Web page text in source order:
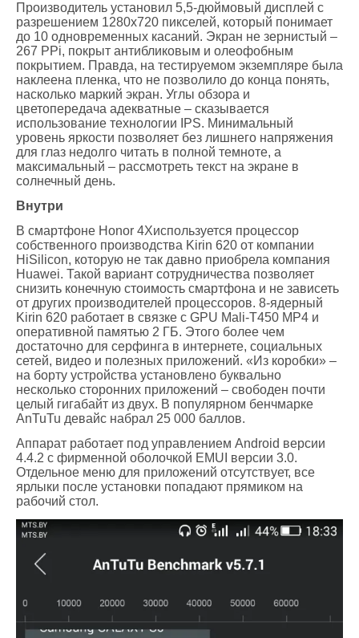
Производитель установил 5,5-дюймовый дисплей с
разрешением 1280х720 пикселей, который понимает
до 10 одновременных касаний. Экран не зернистый –
267 PPi, покрыт антибликовым и олеофобным
покрытием. Правда, на тестируемом экземпляре была
наклеена пленка, что не позволило до конца понять,
насколько маркий экран. Углы обзора и
цветопередача адекватные – сказывается
использование технологии IPS. Минимальный
уровень яркости позволяет без лишнего напряжения
для глаз недолго читать в полной темноте, а
максимальный – рассмотреть текст на экране в
солнечный день.
Внутри
В смартфоне Honor 4Xиспользуется процессор
собственного производства Kirin 620 от компании
HiSilicon, которую не так давно приобрела компания
Huawei. Такой вариант сотрудничества позволяет
снизить конечную стоимость смартфона и не зависеть
от других производителей процессоров. 8-ядерный
Kirin 620 работает в связке с GPU Mali-T450 MP4 и
оперативной памятью 2 ГБ. Этого более чем
достаточно для серфинга в интернете, социальных
сетей, видео и полезных приложений. «Из коробки» –
на борту устройства установлено буквально
несколько сторонних приложений – свободен почти
целый гигабайт из двух. В популярном бенчмарке
AnTuTu девайс набрал 25 000 баллов.
Аппарат работает под управлением Android версии
4.4.2 с фирменной оболочкой EMUI версии 3.0.
Отдельное меню для приложений отсутствует, все
ярлыки после установки попадают прямиком на
рабочий стол.